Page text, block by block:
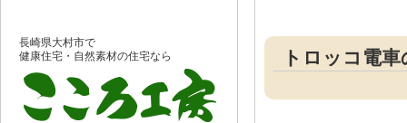
トロッコ電
長崎県大村市で
健康住宅・自然素材の住宅なら